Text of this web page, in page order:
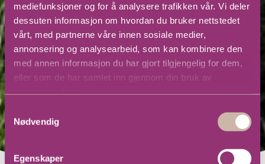
mediefunksjoner og for å analysere trafikken vår. Vi deler
dessuten informasjon om hvordan du bruker nettstedet
vårt, med partnerne våre innen sosiale medier,
annonsering og analysearbeid, som kan kombinere den
med annen informasjon du har gjort tilgjengelig for dem,
eller som de har samlet inn gjennom din bruk av
Samtykkevalg
Nødvendig
Egenskaper